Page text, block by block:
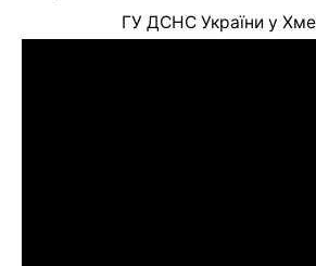
ГУ ДСНС України у